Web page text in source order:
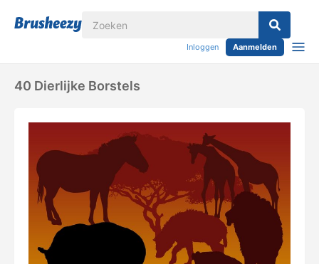
Inloggen Aanmelden
40 Dierlijke Borstels